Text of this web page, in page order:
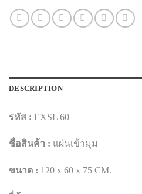
DESCRIPTION
รหัส : EXSL 60
ชื่อสินค้า : แผ่นเข้ามุม
ขนาด : 120 x 60 x 75 CM.